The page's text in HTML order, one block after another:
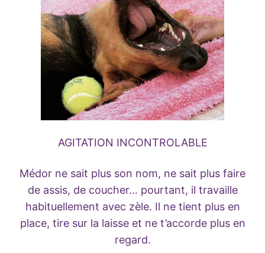
AGITATION INCONTROLABLE
Médor ne sait plus son nom, ne sait plus faire
de assis, de coucher… pourtant, il travaille
habituellement avec zèle. Il ne tient plus en
place, tire sur la laisse et ne t’accorde plus en
regard.